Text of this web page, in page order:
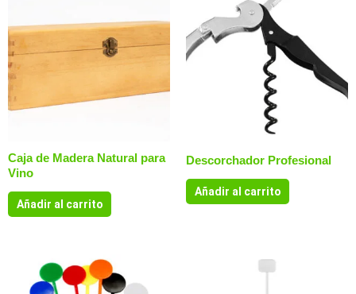
Caja de Madera Natural para
Vino
Añadir al carrito
Descorchador Profesional
Añadir al carrito